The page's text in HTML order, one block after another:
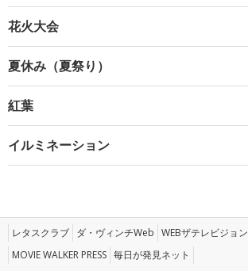
花火大会
夏休み（夏祭り）
紅葉
イルミネーション
レタスクラブ ダ・ヴィンチWeb WEBザテレビジョン
MOVIE WALKER PRESS 毎日が発見ネット